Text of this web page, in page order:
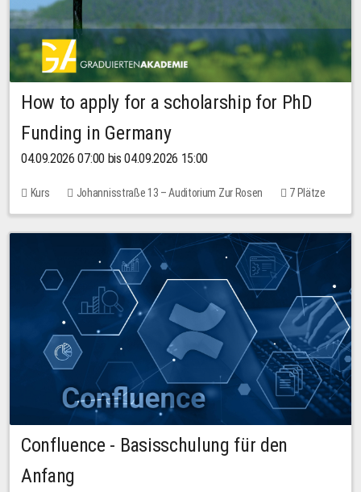
How to apply for a scholarship for PhD
Funding in Germany
04.09.2026 07:00 bis 04.09.2026 15:00
Kurs Johannisstraße 13 – Auditorium Zur Rosen
7 Plätze
10,00 EUR
Confluence - Basisschulung für den
Anfang